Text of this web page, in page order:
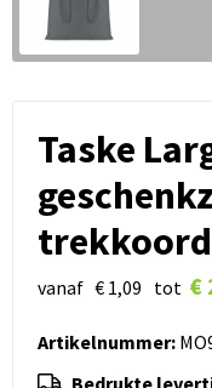
Taske
trekkoord
vanaf € 1,09 tot €
Artikelnummer:
Bedrukte